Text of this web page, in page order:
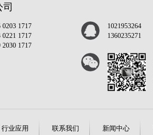
0203 1717
0221 1717
2030 1717
1021953264
1360235271
行业应用 联系我们 新闻中心